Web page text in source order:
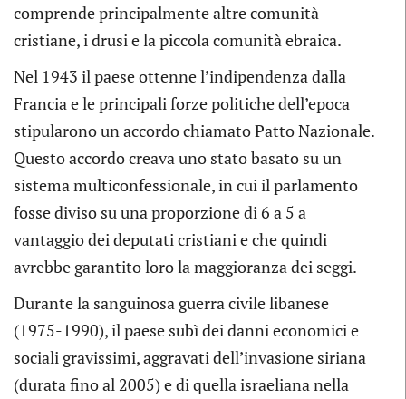
comprende principalmente altre comunità
cristiane, i drusi e la piccola comunità ebraica.
Nel 1943 il paese ottenne l’indipendenza dalla
Francia e le principali forze politiche dell’epoca
stipularono un accordo chiamato Patto Nazionale.
Questo accordo creava uno stato basato su un
sistema multiconfessionale, in cui il parlamento
fosse diviso su una proporzione di 6 a 5 a
vantaggio dei deputati cristiani e che quindi
avrebbe garantito loro la maggioranza dei seggi.
Durante la sanguinosa guerra civile libanese
(1975-1990), il paese subì dei danni economici e
sociali gravissimi, aggravati dell’invasione siriana
(durata fino al 2005) e di quella israeliana nella